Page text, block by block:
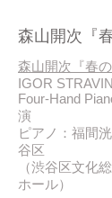
森山開次『
森山開次『春の
IGOR
Four-Hand
演
ピアノ：福間
谷区
（渋谷区文化
ホール）